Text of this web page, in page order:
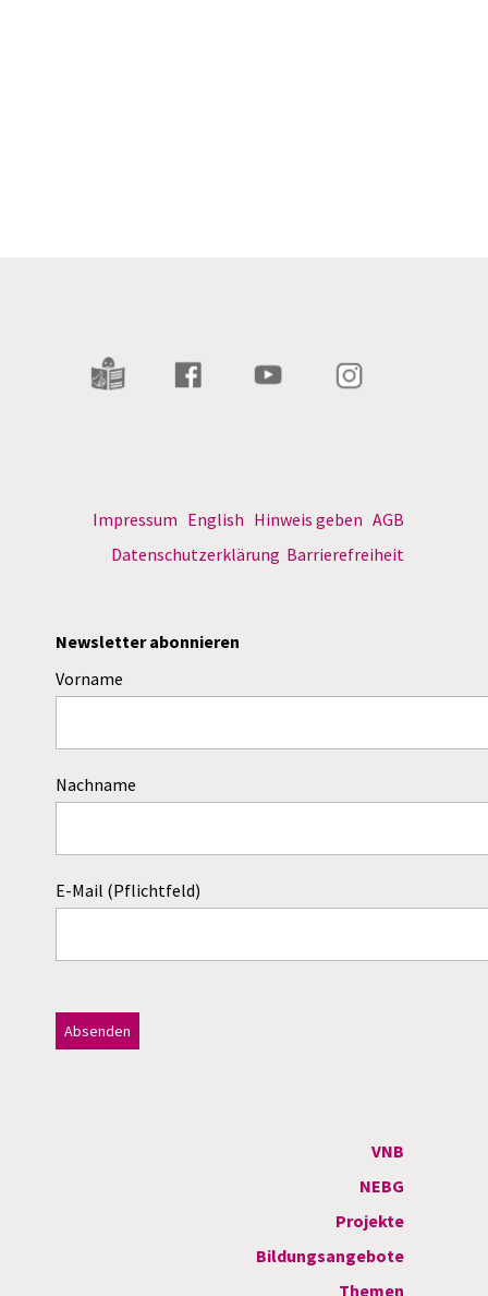
Impressum English Hinweis geben AGB
Datenschutzerklärung Barrierefreiheit
Newsletter abonnieren
Vorname
Nachname
E-Mail (Pflichtfeld)
VNB
NEBG
Projekte
Bildungsangebote
Themen